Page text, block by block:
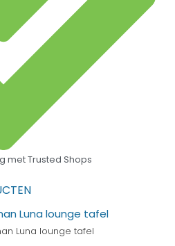
met Trusted Shops
Luna lounge tafel